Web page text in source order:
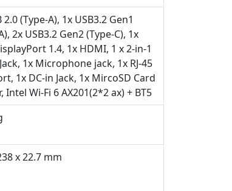
2.0 (Type-A), 1x USB3.2 Gen1
2x USB3.2 Gen2 (Type-C), 1x
1.4, 1x HDMI, 1 x 2-in-1
1x Microphone jack, 1x RJ-45
1x DC-in Jack, 1x MircoSD Card
Intel Wi-Fi 6 AX201(2*2 ax) + BT5
x 22.7 mm